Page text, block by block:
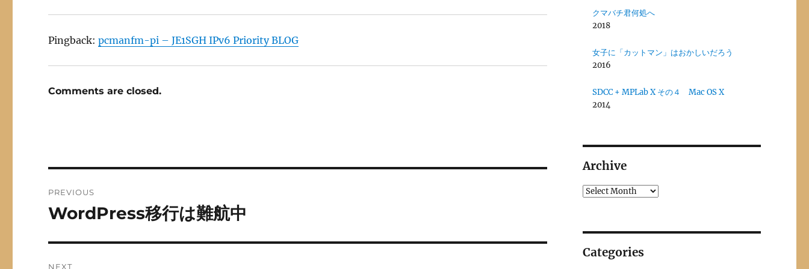
Pingback:pcmanfm-pi – JE1SGH IPv6 Priority BLOG
Comments are closed.
navigation
PREVIOUS
Previous
WordPress移行は難航中
NEXT
クマバチ君何処へ
2018
女子に「カットマン」はおかしいだろう
2016
SDCC + MPLab X その４ Mac OS X
2014
Archive
Archives
Categories